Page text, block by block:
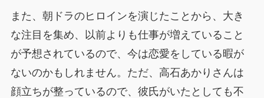
また、朝ドラのヒロインを演じたことから、大き
な注目を集め、以前よりも仕事が増えていること
が予想されているので、今は恋愛をしている暇が
ないのかもしれません。ただ、高石あかりさんは
顔立ちが整っているので、彼氏がいたとしても不